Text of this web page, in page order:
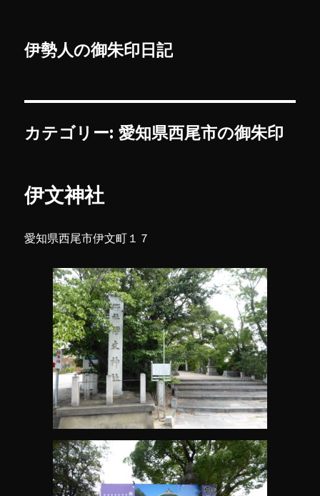
伊勢人の御朱印日記
カテゴリー:愛知県西尾市の御朱印
伊文神社
愛知県西尾市伊文町１７